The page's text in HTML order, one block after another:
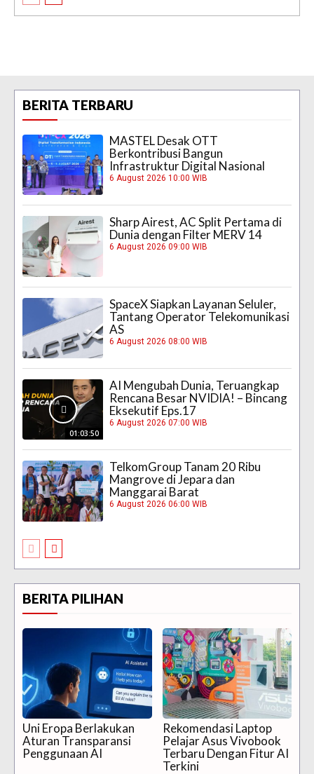
BERITA TERBARU
MASTEL Desak OTT
Berkontribusi Bangun
Infrastruktur Digital Nasional
6 August 2026 10:00 WIB
Sharp Airest, AC Split Pertama di
Dunia dengan Filter MERV 14
6 August 2026 09:00 WIB
SpaceX Siapkan Layanan Seluler,
Tantang Operator Telekomunikasi
AS
6 August 2026 08:00 WIB
01:03:50
AI Mengubah Dunia, Teruangkap
Rencana Besar NVIDIA! – Bincang
Eksekutif Eps.17
6 August 2026 07:00 WIB
TelkomGroup Tanam 20 Ribu
Mangrove di Jepara dan
Manggarai Barat
6 August 2026 06:00 WIB
BERITA PILIHAN
Uni Eropa Berlakukan
Aturan Transparansi
Penggunaan AI
Rekomendasi Laptop
Pelajar Asus Vivobook
Terbaru Dengan Fitur AI
Terkini